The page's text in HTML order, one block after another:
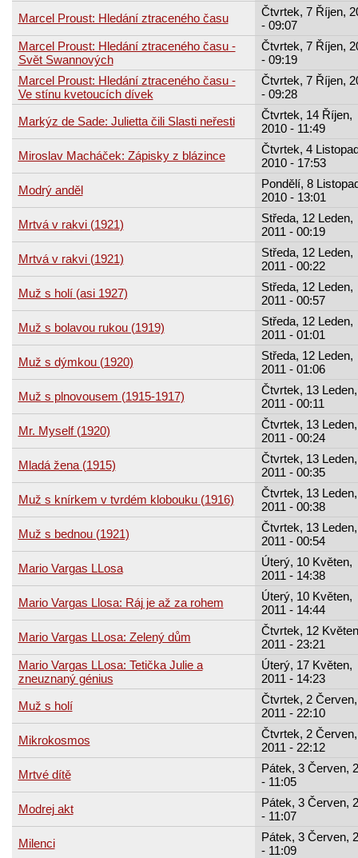
Marcel Proust: Hledání ztraceného času
Čtvrtek, 7 Říjen,
- 09:07
Marcel Proust: Hledání ztraceného času -
Svět Swannových
Čtvrtek, 7 Říjen,
- 09:19
Marcel Proust: Hledání ztraceného času -
Ve stínu kvetoucích dívek
Čtvrtek, 7 Říjen,
- 09:28
Markýz de Sade: Julietta čili Slasti neřesti
Čtvrtek, 14 Říjen,
2010 - 11:49
Miroslav Macháček: Zápisky z blázince
Čtvrtek, 4
2010 - 17:53
Modrý anděl
Pondělí, 8
2010 - 13:01
Mrtvá v rakvi (1921)
Středa, 12 Leden,
2011 - 00:19
Mrtvá v rakvi (1921)
Středa, 12 Leden,
2011 - 00:22
Muž s holí (asi 1927)
Středa, 12 Leden,
2011 - 00:57
Muž s bolavou rukou (1919)
Středa, 12 Leden,
2011 - 01:01
Muž s dýmkou (1920)
Středa, 12 Leden,
2011 - 01:06
Muž s plnovousem (1915-1917)
Čtvrtek, 13 Leden,
2011 - 00:11
Mr. Myself (1920)
Čtvrtek, 13 Leden,
2011 - 00:24
Mladá žena (1915)
Čtvrtek, 13 Leden,
2011 - 00:35
Muž s knírkem v tvrdém klobouku (1916)
Čtvrtek, 13 Leden,
2011 - 00:38
Muž s bednou (1921)
Čtvrtek, 13 Leden,
2011 - 00:54
Mario Vargas LLosa
Úterý, 10 Květen,
2011 - 14:38
Mario Vargas Llosa: Ráj je až za rohem
Úterý, 10 Květen,
2011 - 14:44
Mario Vargas LLosa: Zelený dům
Čtvrtek, 12
2011 - 23:21
Mario Vargas LLosa: Tetička Julie a
zneuznaný génius
Úterý, 17 Květen,
2011 - 14:23
Muž s holí
Čtvrtek, 2 Červen,
2011 - 22:10
Mikrokosmos
Čtvrtek, 2 Červen,
2011 - 22:12
Mrtvé dítě
Pátek, 3 Červen,
- 11:05
Modrej akt
Pátek, 3 Červen,
- 11:07
Milenci
Pátek, 3 Červen,
- 11:09